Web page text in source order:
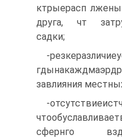
ктрыерасп
друга, чт
садки;
-
завлияния
-
сфернго